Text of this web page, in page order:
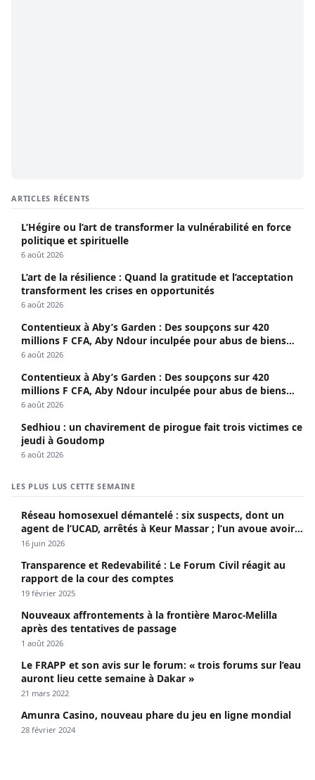
ARTICLES RÉCENTS
L’Hégire ou l’art de transformer la vulnérabilité en force
politique et spirituelle
6 août 2026
L’art de la résilience : Quand la gratitude et l’acceptation
transforment les crises en opportunités
6 août 2026
Contentieux à Aby’s Garden : Des soupçons sur 420
millions F CFA, Aby Ndour inculpée pour abus de biens
sociaux
6 août 2026
Contentieux à Aby’s Garden : Des soupçons sur 420
millions F CFA, Aby Ndour inculpée pour abus de biens
sociaux
6 août 2026
Sedhiou : un chavirement de pirogue fait trois victimes ce
jeudi à Goudomp
6 août 2026
LES PLUS LUS CETTE SEMAINE
Réseau homosexuel démantelé : six suspects, dont un
agent de l’UCAD, arrêtés à Keur Massar ; l’un avoue avoir
propagé le VIH depuis 2018
16 juin 2026
Transparence et Redevabilité : Le Forum Civil réagit au
rapport de la cour des comptes
19 février 2025
Nouveaux affrontements à la frontière Maroc-Melilla
après des tentatives de passage
1 août 2026
Le FRAPP et son avis sur le forum: « trois forums sur l’eau
auront lieu cette semaine à Dakar »
21 mars 2022
Amunra Casino, nouveau phare du jeu en ligne mondial
28 février 2024